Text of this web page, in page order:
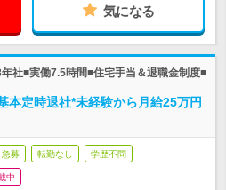
気になる
社■実働7.5時間■住宅手当＆退職金制度■
本定時退社*未経験から月給25万円
急募 転勤なし 学歴不問
中